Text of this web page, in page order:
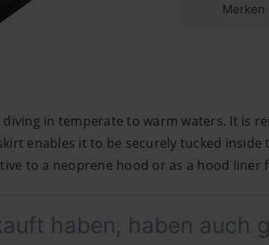
Merken
in temperate to warm waters. It is
enables it to be securely tucked
to a neoprene hood or as a hood liner
haben, haben auch